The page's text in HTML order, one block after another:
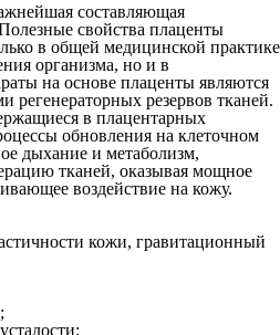
составляющая
свойства плаценты
в общей медицинской практике
организма, но и в
на основе плаценты являются
регенераторных резервов тканей.
в плацентарных
обновления на клеточном
дыхание и метаболизм,
тканей, оказывая мощное
воздействие на кожу.
кожи, гравитационный